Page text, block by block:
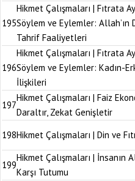
195
Hikmet Çalışmaları | Fıtrata
Söylem ve Eylemler: Allah’ın
Tahrif Faaliyetleri
196
Hikmet Çalışmaları | Fıtrata
Söylem ve Eylemler: Kadın-
İlişkileri
197
Hikmet Çalışmaları | Faiz
Daraltır, Zekat Genişletir
198Hikmet Çalışmaları | Din ve
199
Hikmet Çalışmaları | İnsanın
Karşı Tutumu